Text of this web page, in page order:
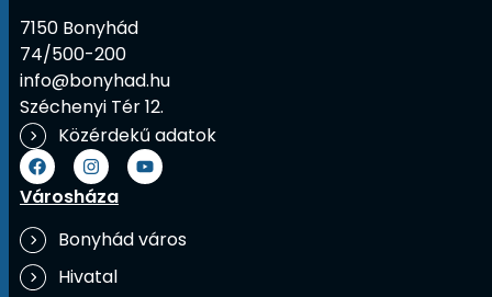
7150 Bonyhád
74/500-200
info@bonyhad.hu
Széchenyi Tér 12.
Közérdekű adatok
Városháza
Bonyhád város
Hivatal